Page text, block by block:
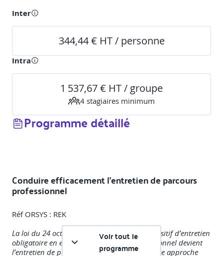
Inter
344,44 € HT / personne
Intra
1 537,67 € HT / groupe
4 stagiaires minimum
Programme détaillé
Conduire efficacement l’entretien de parcours
professionnel
Réf ORSYS : REK
La loi du 24 octobre 2025 transforme le dispositif d’entretien
obligatoire en entreprise : l’entretien professionnel devient
l’entretien de parcours professionnel, avec une approche
Voir tout le
programme